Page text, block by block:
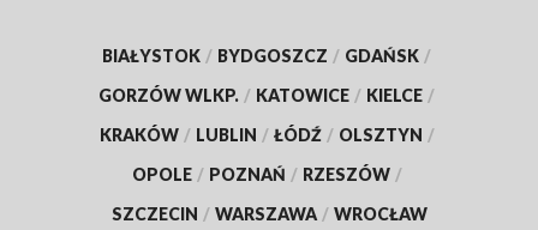
BIAŁYSTOK / BYDGOSZCZ / GDAŃSK /
GORZÓW WLKP. / KATOWICE / KIELCE /
KRAKÓW / LUBLIN / ŁÓDŹ / OLSZTYN /
OPOLE / POZNAŃ / RZESZÓW /
SZCZECIN / WARSZAWA / WROCŁAW